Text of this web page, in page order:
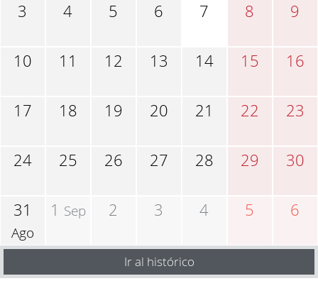
3 4 5 6 7 8 9
10 11 12 13 14 15 16
17 18 19 20 21 22 23
24 25 26 27 28 29 30
31
Ago
1 Sep 2 3 4 5 6
Ir al histórico